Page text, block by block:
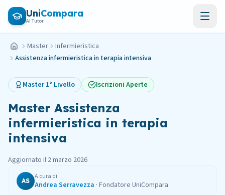
Vai al contenuto principale
UniCompara
AI Tutor
Home Master
Infermieristica
Assistenza infermieristica in terapia intensiva
Master1° Livello Iscrizioni Aperte
Master Assistenza
infermieristica in terapia
intensiva
Aggiornato il 2 marzo 2026
AS
A cura di
Andrea Serravezza · Fondatore UniCompara